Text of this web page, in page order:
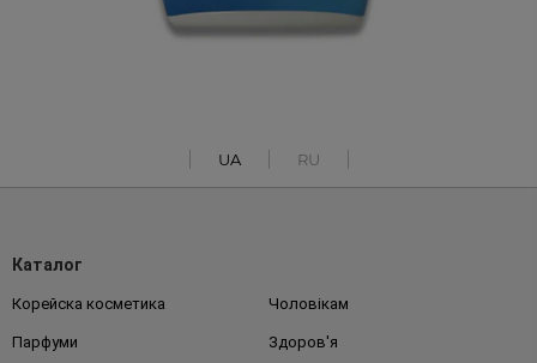
UA RU
Каталог
Корейска косметика Чоловікам
Парфуми Здоров'я